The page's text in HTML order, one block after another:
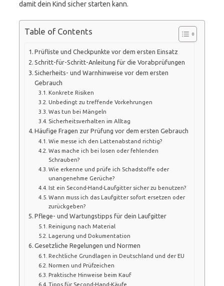
damit dein Kind sicher starten kann.
Table of Contents
Prüfliste und Checkpunkte vor dem ersten Einsatz
Schritt-für-Schritt-Anleitung für die Vorabprüfungen
Sicherheits- und Warnhinweise vor dem ersten
Gebrauch
Konkrete Risiken
Unbedingt zu treffende Vorkehrungen
Was tun bei Mängeln
Sicherheitsverhalten im Alltag
Häufige Fragen zur Prüfung vor dem ersten Gebrauch
Wie messe ich den Lattenabstand richtig?
Was mache ich bei losen oder fehlenden
Schrauben?
Wie erkenne und prüfe ich Schadstoffe oder
unangenehme Gerüche?
Ist ein Second-Hand-Laufgitter sicher zu benutzen?
Wann muss ich das Laufgitter sofort ersetzen oder
zurückgeben?
Pflege- und Wartungstipps für dein Laufgitter
Reinigung nach Material
Lagerung und Dokumentation
Gesetzliche Regelungen und Normen
Rechtliche Grundlagen in Deutschland und der EU
Normen und Prüfzeichen
Praktische Hinweise beim Kauf
Tipps für Second-Hand-Käufe